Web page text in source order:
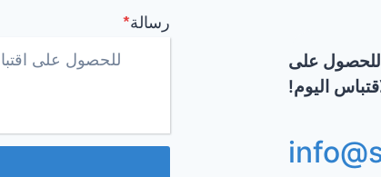
للحصول على
اليوم!
رسالة*